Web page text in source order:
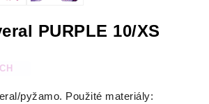
PURPLE 10/XS
CH
pyžamo. Použité materiály: